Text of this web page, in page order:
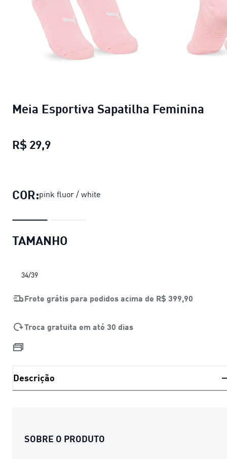
Meia Esportiva Sapatilha Feminina
R$ 29,9
COR:pink fluor / white
TAMANHO
34/39
Frete grátis para pedidos acima de R$ 399,90
Troca gratuita em até 30 dias
Descrição
SOBRE O PRODUTO